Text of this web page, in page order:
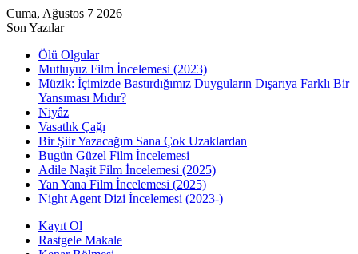
Cuma, Ağustos 7 2026
Son Yazılar
Ölü Olgular
Mutluyuz Film İncelemesi (2023)
Müzik: İçimizde Bastırdığımız Duyguların Dışarıya Farklı Bir
Yansıması Mıdır?
Niyâz
Vasatlık Çağı
Bir Şiir Yazacağım Sana Çok Uzaklardan
Bugün Güzel Film İncelemesi
Adile Naşit Film İncelemesi (2025)
Yan Yana Film İncelemesi (2025)
Night Agent Dizi İncelemesi (2023-)
Kayıt Ol
Rastgele Makale